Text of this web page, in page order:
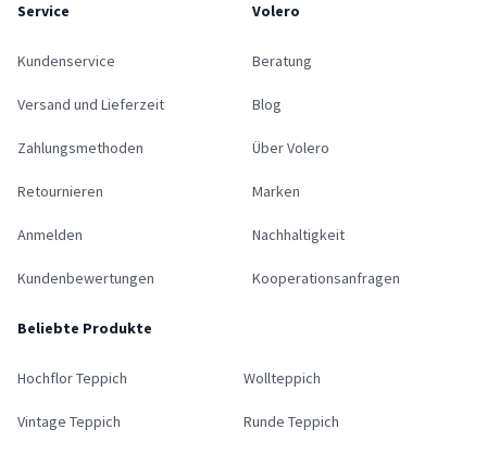
Service
Kundenservice
Versand und Lieferzeit
Zahlungsmethoden
Retournieren
Anmelden
Kundenbewertungen
Volero
Beratung
Blog
Über Volero
Marken
Nachhaltigkeit
Kooperationsanfragen
Beliebte Produkte
Hochflor Teppich Wollteppich
Vintage Teppich Runde Teppich